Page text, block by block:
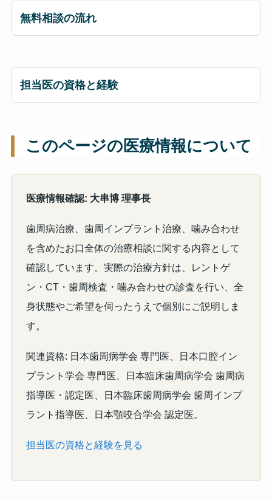
無料相談の流れ
担当医の資格と経験
このページの医療情報について
医療情報確認: 大串博 理事長
歯周病治療、歯周インプラント治療、噛み合わせ
を含めたお口全体の治療相談に関する内容として
確認しています。実際の治療方針は、レントゲ
ン・CT・歯周検査・噛み合わせの診査を行い、全
身状態やご希望を伺ったうえで個別にご説明しま
す。
関連資格: 日本歯周病学会 専門医、日本口腔イン
プラント学会 専門医、日本臨床歯周病学会 歯周病
指導医・認定医、日本臨床歯周病学会 歯周インプ
ラント指導医、日本顎咬合学会 認定医。
担当医の資格と経験を見る